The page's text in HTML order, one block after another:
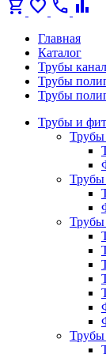
shopping_cart favorite call bar_chart
Главная
Каталог
Трубы
Трубы
Трубы
Трубы и
Трубы
Трубы
Трубы